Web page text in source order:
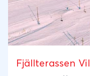
Fjällterassen